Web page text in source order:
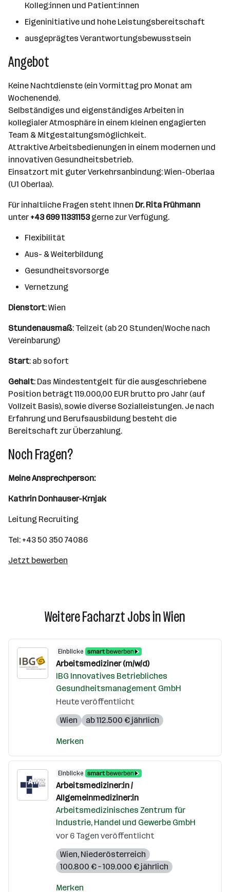
Kolleg:innen und Patient:innen
Eigeninitiative und hohe Leistungsbereitschaft
ausgeprägtes Verantwortungsbewusstsein
Angebot
Keine Nachtdienste (ein Vormittag pro Monat am
Wochenende).
Selbständiges und eigenständiges Arbeiten in
kollegialer Atmosphäre in einem kleinen engagierten
Team & Mitgestaltungsmöglichkeit.
Attraktive Arbeitsbedienungen in einem modernen und
innovativen Gesundheitsbetrieb.
Einsatzort mit guter Verkehrsanbindung: Wien-Oberlaa
(U1 Oberlaa).
Für inhaltliche Fragen steht Ihnen Dr. Rita Frühmann
unter +43 699 11331153gerne zur Verfügung.
Flexibilität
Aus- & Weiterbildung
Gesundheitsvorsorge
Vernetzung
Dienstort: Wien
Stundenausmaß: Teilzeit (ab 20 Stunden/Woche nach
Vereinbarung)
Start: ab sofort
Gehalt: Das Mindestentgelt für die ausgeschriebene
Position beträgt 119.000,00 EUR brutto pro Jahr (auf
Vollzeit Basis), sowie diverse Sozialleistungen. Je nach
Erfahrung und Berufsausbildung besteht die
Bereitschaft zur Überzahlung.
Noch Fragen?
Meine Ansprechperson:
Kathrin Donhauser-Krnjak
Leitung Recruiting
Tel: +43 50 350 74086
Jetzt bewerben
Weitere Facharzt Jobs in Wien
Einblicke
Arbeitsmediziner (m/w/d)
IBG Innovatives Betriebliches
Gesundheitsmanagement GmbH
Heute veröffentlicht
Wien
ab 112.500 € jährlich
Merken
Einblicke
Arbeitsmediziner:in /
Allgemeinmediziner:in
Arbeitsmedizinisches Zentrum für
Industrie, Handel und Gewerbe GmbH
vor 6 Tagen veröffentlicht
Wien, Niederösterreich
100.800 € – 109.000 € jährlich
Merken